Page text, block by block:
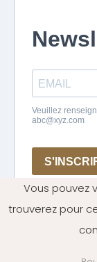
Vous pouvez
trouverez pour